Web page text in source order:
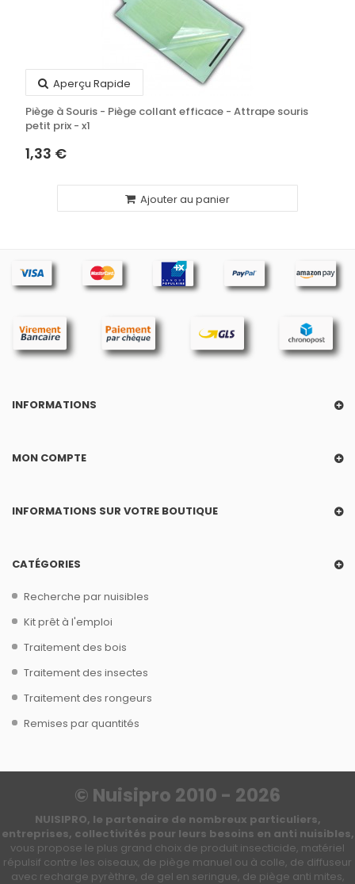
Aperçu Rapide
Piège à Souris - Piège collant efficace - Attrape souris
petit prix - x1
1,33 €
Ajouter au panier
INFORMATIONS
MON COMPTE
INFORMATIONS SUR VOTRE BOUTIQUE
CATÉGORIES
Recherche par nuisibles
Kit prêt à l'emploi
Traitement des bois
Traitement des insectes
Traitement des rongeurs
Remises par quantités
© Nuisipro 2010 - 2026
NUISIPRO, le partenaire de nombreux particuliers,
entreprises, collectivités pour leurs besoins en anti nuisibles,
vous propose le plus grand choix de produit insecticide, matériel
répulsif contre les oiseaux, de piège manuel ou à colle, de diffuseur
avec recharge pyrèthre, de gel en seringue, de piège anti mites,